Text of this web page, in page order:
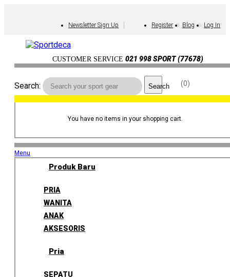
Newsletter Sign Up Register Blog Log In
CUSTOMER SERVICE 021 998 SPORT (77678)
0
Search: Search
You have no items in your shopping cart.
Menu
Produk Baru
PRIA
WANITA
ANAK
AKSESORIS
Pria
SEPATU